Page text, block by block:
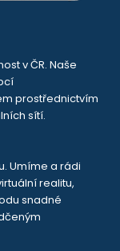
v ČR. Naše
prostřednictvím
sítí.
Umíme a rádi
realitu,
snadné